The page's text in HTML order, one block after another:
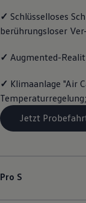
Zubehör
✓ Schlüsselloses
berührungsloser
✓ Augmented-
✓ Klimaanlage "Air
Jetzt
Pro S